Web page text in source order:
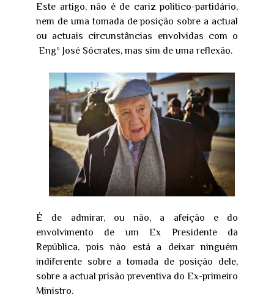
Este artigo, não é de cariz politico-partidário,
nem de uma tomada de posição sobre a actual
ou actuais circunstâncias envolvidas com o
Engº José Sócrates, mas sim de uma reflexão.
É de admirar, ou não, a afeição e do
envolvimento de um Ex Presidente da
República, pois não está a deixar ninguém
indiferente sobre a tomada de posição dele,
sobre a actual prisão preventiva do Ex-primeiro
Ministro.